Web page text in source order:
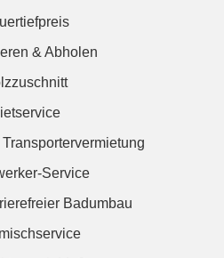
& Abholen
Service
Badumbau